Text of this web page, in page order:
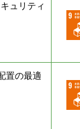
ュリティ
置の最適